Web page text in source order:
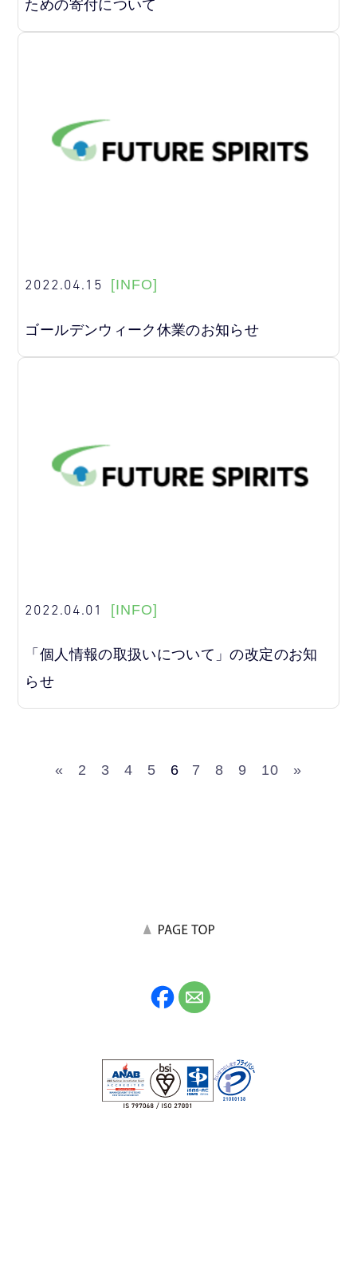
ための寄付について
2022.04.15 [INFO]
ゴールデンウィーク休業のお知らせ
2022.04.01 [INFO]
「個人情報の取扱いについて」の改定のお知
らせ
« 2 3 4 5 6 7 8 9 10 »